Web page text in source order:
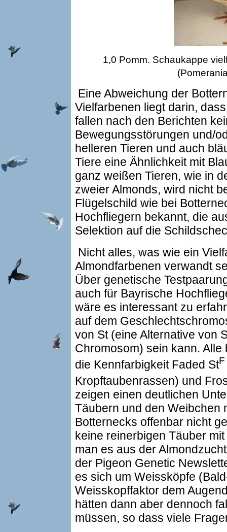
1,0 Pomm. Schaukappe
Eine Abweichung der
Vielfarbenen liegt darin,
fallen nach den Berichten
Bewegungsstörungen und/
helleren Tieren und auch
Tiere eine Ähnlichkeit mit
ganz weißen Tieren, wie in
zweier Almonds, wird nicht
Flügelschild wie bei
Hochfliegern bekannt, die
Selektion auf die
Nicht alles, was wie ein
Almondfarbenen verwandt
Über genetische
auch für Bayrische
wäre es interessant zu
auf dem
von St (eine Alternative von
Chromosom) sein kann.
die Kennfarbigkeit Faded StF
Kropftaubenrassen) und
zeigen einen deutlichen
Täubern und den Weibchen
Botternecks offenbar nicht
keine reinerbigen Täuber
man es aus der
der Pigeon Genetic
es sich um Weissköpfe
Weisskopffaktor dem
hätten dann aber dennoch
müssen, so dass viele